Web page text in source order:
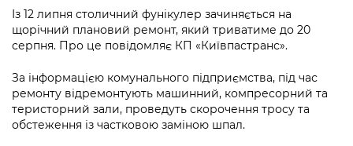
Рішення та розпорядження
Проєкти розпоряджень, що
Рішення Київради
Контактна інформація
Освіта та навчальні заклади
Дороги, транспорт та парковки
Навколишнє середовище міста
Містобудування та земельні ділянки
Громадська експертиза
Громадський бюджет
Консультації з громадськістю
Громадська рада
Інформація з обмеженим доступом
Проекти нормативно-правових та
інших актів
Медіагалерея
Підписатися на новини та анонси від
КМДА / Subscribe to announcements
from the KCSA
Порядок акредитації медіа /
Портал Послуг
Із 12 липня столичний фунікулер зачиняється на
щорічний плановий ремонт, який триватиме до 20
серпня. Про це повідомляє КП «Київпастранс».
За інформацією комунального підприємства, під час
ремонту відремонтують машинний, компресорний та
теристорний зали, проведуть скорочення тросу та
обстеження із частковою заміною шпал.